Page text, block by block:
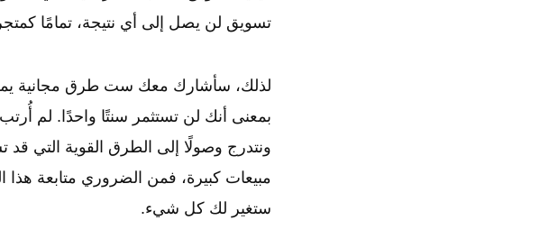
تسويق لن يصل إلى أي نتيجة، تمامًا
لذلك، سأشارك معك ست طرق مجانية
بمعنى أنك لن تستثمر سنتًا واحدًا. لم
ونتدرج وصولًا إلى الطرق القوية التي
مبيعات كبيرة، فمن الضروري متابعة هذا
ستغير لك كل شيء.